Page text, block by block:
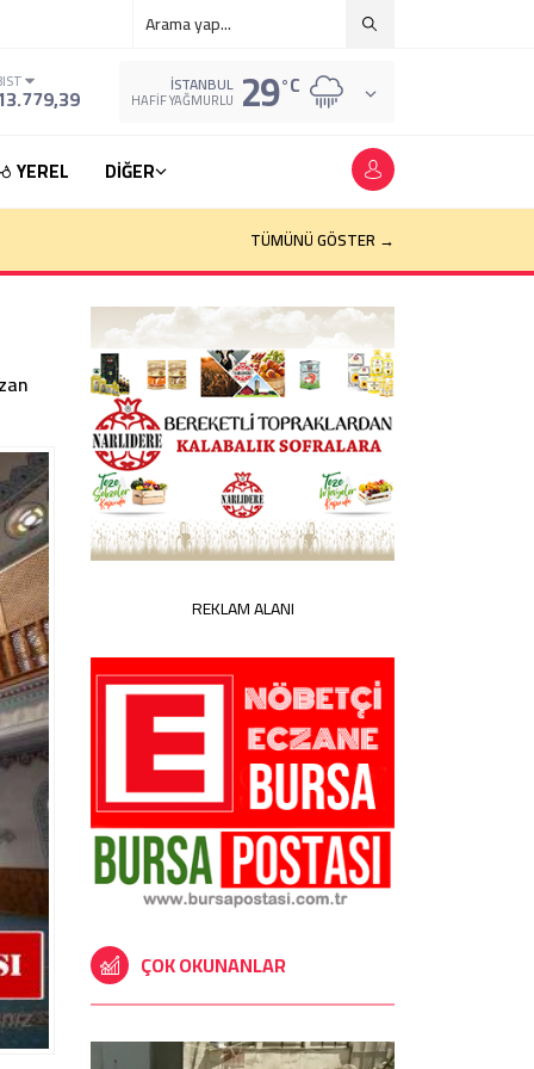
İSTANBUL
HAFIF YAĞMURLU 29°C
YEREL
DİĞER
TÜMÜNÜ GÖSTER →
REKLAM ALANI
ÇOK OKUNANLAR